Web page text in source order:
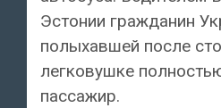
Эстонии гражданин
полыхавшей после
легковушке
пассажир.